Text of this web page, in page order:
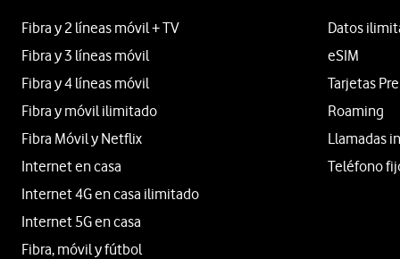
Fibra y 2 líneas móvil + TV
Fibra y 3 líneas móvil
Fibra y 4 líneas móvil
Fibra y móvil ilimitado
Fibra Móvil y Netflix
Internet en casa
Internet 4G en casa ilimitado
Internet 5G en casa
Fibra, móvil y fútbol
Datos
eSIM
Tarjetas
Roaming
Llamadas
Teléfono